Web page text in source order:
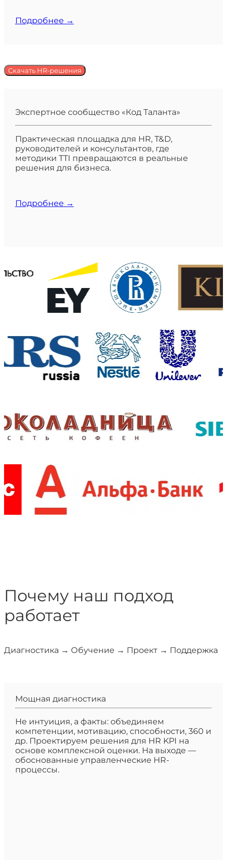
Подробнее →
Скачать HR-решения
Экспертное сообщество «Код Таланта»
Практическая площадка для HR, T&D,
руководителей и консультантов, где
методики TTI превращаются в реальные
решения для бизнеса.
Подробнее →
Почему наш подход
работает
Диагностика → Обучение → Проект → Поддержка
Мощная диагностика
Не интуиция, а факты: объединяем
компетенции, мотивацию, способности, 360 и
др. Проектируем решения для HR KPI на
основе комплексной оценки. На выходе —
обоснованные управленческие HR-
процессы.